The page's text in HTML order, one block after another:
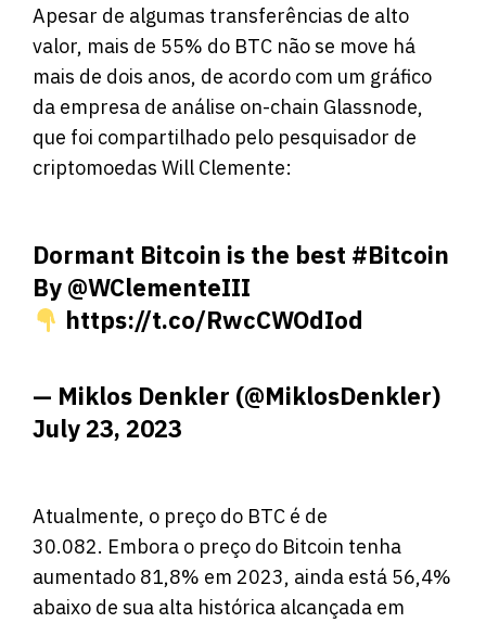
Apesar de algumas transferências de alto
valor, mais de 55% do BTC não se move há
mais de dois anos, de acordo com um gráfico
da empresa de análise on-chain Glassnode,
que foi compartilhado pelo pesquisador de
criptomoedas Will Clemente:
Dormant Bitcoin is the best #Bitcoin
By @WClementeIII
https://t.co/RwcCWOdIod
— Miklos Denkler (@MiklosDenkler)
July 23, 2023
Atualmente, o preço do BTC é de
30.082. Embora o preço do Bitcoin tenha
aumentado 81,8% em 2023, ainda está 56,4%
abaixo de sua alta histórica alcançada em